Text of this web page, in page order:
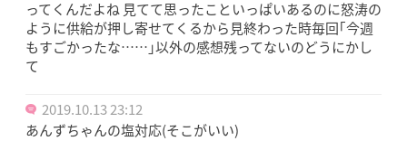
ってくんだよね 見てて思ったこといっぱいあるのに怒涛の
ように供給が押し寄せてくるから見終わった時毎回｢今週
もすごかったな……｣以外の感想残ってないのどうにかし
て
2019.10.13 23:12
あんずちゃんの塩対応(そこがいい)